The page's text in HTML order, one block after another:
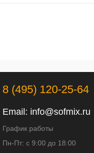
8 (495) 120-25-64
Email: info@sofmix.ru
График работы
Пн-Пт: с 9:00 до 18:00